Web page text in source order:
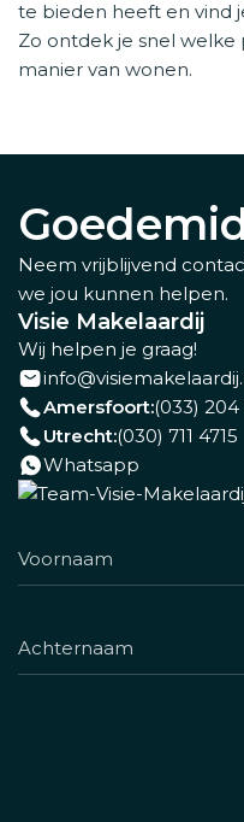
te bieden heeft en vind
Zo ontdek je snel
manier van wonen.
Neem vrijblijvend
we jou kunnen helpen.
Visie Makelaardij
Wij helpen je graag!
Amersfoort:(033) 204
Utrecht:(030) 711 4715
Whatsapp